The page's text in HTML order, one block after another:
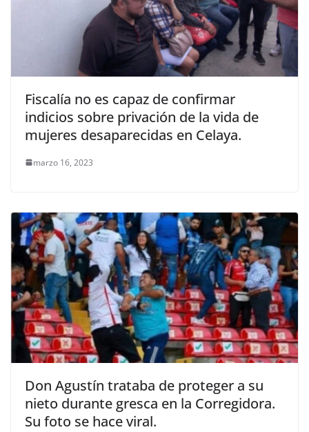
Fiscalía no es capaz de confirmar
indicios sobre privación de la vida de
mujeres desaparecidas en Celaya.
marzo 16, 2023
Don Agustín trataba de proteger a su
nieto durante gresca en la Corregidora.
Su foto se hace viral.